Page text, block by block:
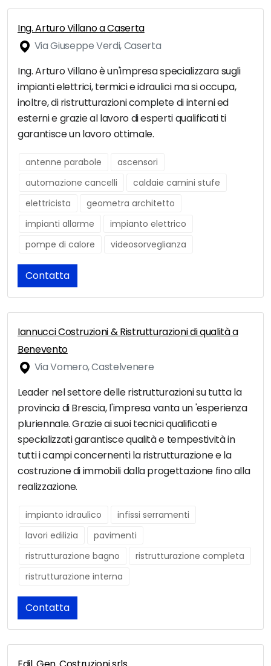
Ing. Arturo Villano a Caserta
Via Giuseppe Verdi, Caserta
Ing. Arturo Villano è un'impresa specializzara sugli
impianti elettrici, termici e idraulici ma si occupa,
inoltre, di ristrutturazioni complete di interni ed
esterni e grazie al lavoro di esperti qualificati ti
garantisce un lavoro ottimale.
antenne parabole
ascensori
automazione cancelli
caldaie camini stufe
elettricista
geometra architetto
impianti allarme
impianto elettrico
pompe di calore
videosorveglianza
Contatta
Iannucci Costruzioni & Ristrutturazioni di qualità a
Benevento
Via Vomero, Castelvenere
Leader nel settore delle ristrutturazioni su tutta la
provincia di Brescia, l'impresa vanta un 'esperienza
pluriennale. Grazie ai suoi tecnici qualificati e
specializzati garantisce qualità e tempestività in
tutti i campi concernenti la ristrutturazione e la
costruzione di immobili dalla progettazione fino alla
realizzazione.
impianto idraulico
infissi serramenti
lavori edilizia
pavimenti
ristrutturazione bagno
ristrutturazione completa
ristrutturazione interna
Contatta